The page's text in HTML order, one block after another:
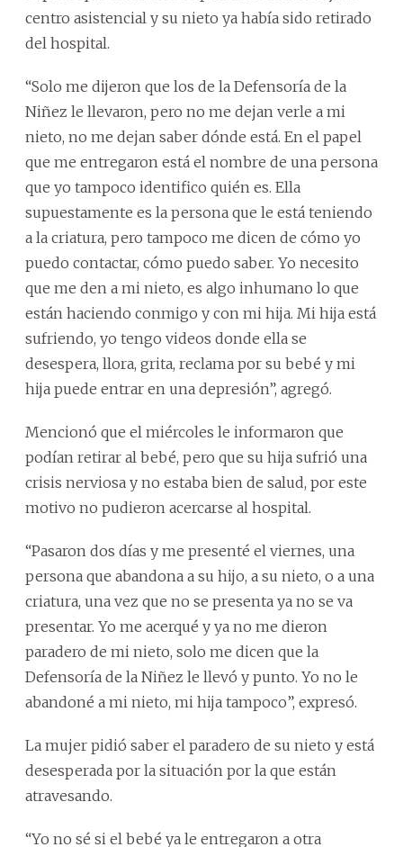
centro asistencial y su nieto ya había sido retirado
del hospital.
“Solo me dijeron que los de la Defensoría de la
Niñez le llevaron, pero no me dejan verle a mi
nieto, no me dejan saber dónde está. En el papel
que me entregaron está el nombre de una persona
que yo tampoco identifico quién es. Ella
supuestamente es la persona que le está teniendo
a la criatura, pero tampoco me dicen de cómo yo
puedo contactar, cómo puedo saber. Yo necesito
que me den a mi nieto, es algo inhumano lo que
están haciendo conmigo y con mi hija. Mi hija está
sufriendo, yo tengo videos donde ella se
desespera, llora, grita, reclama por su bebé y mi
hija puede entrar en una depresión”, agregó.
Mencionó que el miércoles le informaron que
podían retirar al bebé, pero que su hija sufrió una
crisis nerviosa y no estaba bien de salud, por este
motivo no pudieron acercarse al hospital.
“Pasaron dos días y me presenté el viernes, una
persona que abandona a su hijo, a su nieto, o a una
criatura, una vez que no se presenta ya no se va
presentar. Yo me acerqué y ya no me dieron
paradero de mi nieto, solo me dicen que la
Defensoría de la Niñez le llevó y punto. Yo no le
abandoné a mi nieto, mi hija tampoco”, expresó.
La mujer pidió saber el paradero de su nieto y está
desesperada por la situación por la que están
atravesando.
“Yo no sé si el bebé ya le entregaron a otra